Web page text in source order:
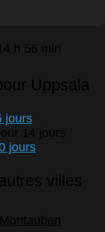
h 56 min
Uppsala
jours
14 jours
jours
villes
Montauban